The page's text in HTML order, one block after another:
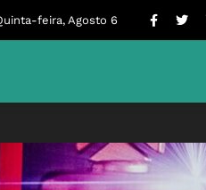
feira, Agosto 6